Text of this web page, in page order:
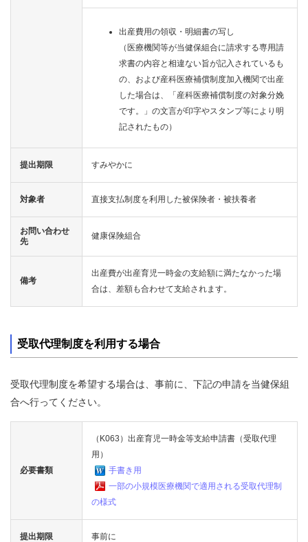
出産費用の領収・明細書の写し
（医療機関等が当健保組合に請求する専用請
求書の内容と相違ない旨が記入されているも
の、および産科医療補償制度加入機関で出産
した場合は、「産科医療補償制度の対象分娩
です。」の文言が印字やスタンプ等により明
記されたもの）
提出期限 すみやかに
対象者 直接支払制度を利用した被保険者・被扶養者
お問い合わせ
先
健康保険組合
備考
出産費が出産育児一時金の支給額に満たなかった場
合は、差額も合わせて支給されます。
受取代理制度を利用する場合
受取代理制度を希望する場合は、事前に、下記の申請を当健保組
合へ行ってください。
必要書類
（K063）出産育児一時金等支給申請書（受取代理
用）
手書き用
一部の小規模医療機関で適用される受取代理制
の様式
提出期限 事前に